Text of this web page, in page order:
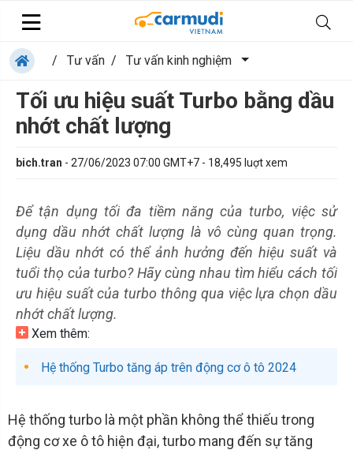
/ Tư vấn / Tư vấn kinh nghiệm
Tối ưu hiệu suất Turbo bằng dầu
nhớt chất lượng
bich.tran - 27/06/2023 07:00 GMT+7 - 18,495 luợt xem
Để tận dụng tối đa tiềm năng của turbo, việc sử
dụng dầu nhớt chất lượng là vô cùng quan trọng.
Liệu dầu nhớt có thể ảnh hưởng đến hiệu suất và
tuổi thọ của turbo? Hãy cùng nhau tìm hiểu cách tối
ưu hiệu suất của turbo thông qua việc lựa chọn dầu
nhớt chất lượng.
Xem thêm:
Hệ thống Turbo tăng áp trên động cơ ô tô 2024
Hệ thống turbo là một phần không thể thiếu trong
động cơ xe ô tô hiện đại, turbo mang đến sự tăng